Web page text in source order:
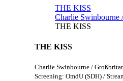
THE KISS
Charlie Swinbourne
THE KISS
THE KISS
Charlie Swinbourne /
Screening: OmdU (SDH) /